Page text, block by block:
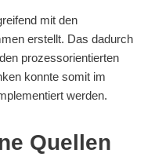
mit den
erstellt. Das dadurch
prozessorientierten
konnte somit im
werden.
Quellen